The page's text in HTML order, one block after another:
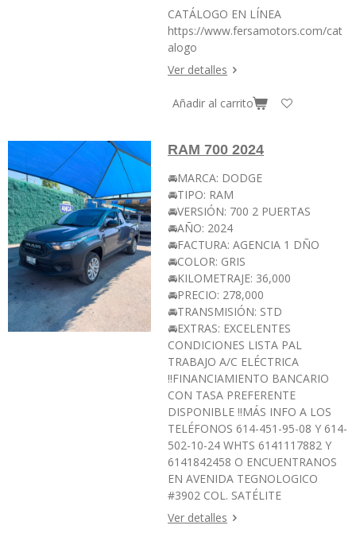
CATÁLOGO EN LÍNEA
https://www.fersamotors.com/cat
alogo
Ver detalles
Añadir al carrito
RAM 700 2024
🚘MARCA: DODGE
🚘TIPO: RAM
🚘VERSIÓN: 700 2 PUERTAS
🚘AÑO: 2024
🚘FACTURA: AGENCIA 1 DÑO
🚘COLOR: GRIS
🚘KILOMETRAJE: 36,000
🚘PRECIO: 278,000
🚘TRANSMISIÓN: STD
🚘EXTRAS: EXCELENTES
CONDICIONES LISTA PAL
TRABAJO A/C ELÉCTRICA
‼️FINANCIAMIENTO BANCARIO
CON TASA PREFERENTE
DISPONIBLE ‼️MÁS INFO A LOS
TELÉFONOS 614-451-95-08 Y 614-
502-10-24 WHTS 6141117882 Y
6141842458 O ENCUENTRANOS
EN AVENIDA TEGNOLOGICO
#3902 COL. SATÉLITE
Ver detalles